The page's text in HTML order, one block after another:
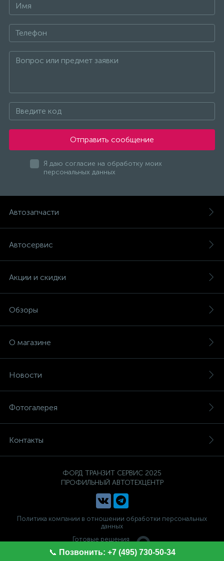
Отправить сообщение
Я даю согласие на обработку моих
персональных данных
Автозапчасти
Автосервис
Акции и скидки
Обзоры
О магазине
Новости
Фотогалерея
Контакты
ФОРД ТРАНЗИТ СЕРВИС 2025
ПРОФИЛЬНЫЙ АВТОТЕХЦЕНТР
Политика компании в отношении обработки персональных
данных
Готовые решения
📞 Позвонить: +7 (495) 730-50-34